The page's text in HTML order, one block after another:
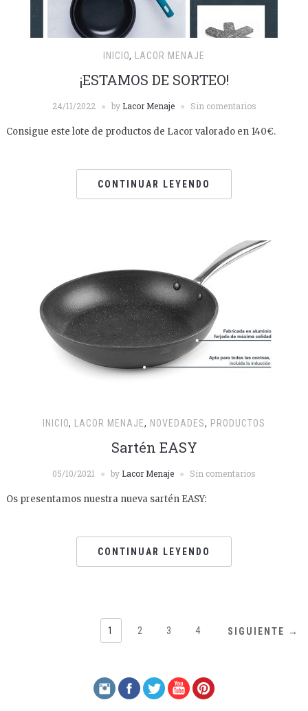
INICIO, LACOR MENAJE
¡ESTAMOS DE SORTEO!
24/11/2022 by Lacor Menaje Sin comentarios
Consigue este lote de productos de Lacor valorado en 140€.
CONTINUAR LEYENDO
INICIO, LACOR MENAJE, NOVEDADES, PRODUCTOS
Sartén EASY
05/10/2021 by Lacor Menaje Sin comentarios
Os presentamos nuestra nueva sartén EASY:
CONTINUAR LEYENDO
1 2 3 4 SIGUIENTE →